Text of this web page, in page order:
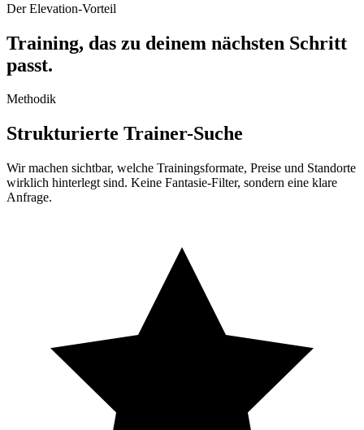
Der Elevation-Vorteil
Training, das zu deinem nächsten Schritt
passt.
Methodik
Strukturierte Trainer-Suche
Wir machen sichtbar, welche Trainingsformate, Preise und Standorte
wirklich hinterlegt sind. Keine Fantasie-Filter, sondern eine klare
Anfrage.